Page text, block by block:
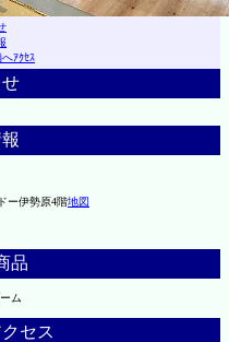
へｱｸｾｽ
ー伊勢原4階地図
品
ム
セス